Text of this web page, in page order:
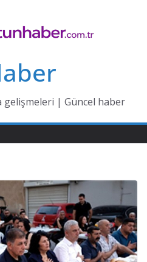
gelişmeleri | Güncel haber